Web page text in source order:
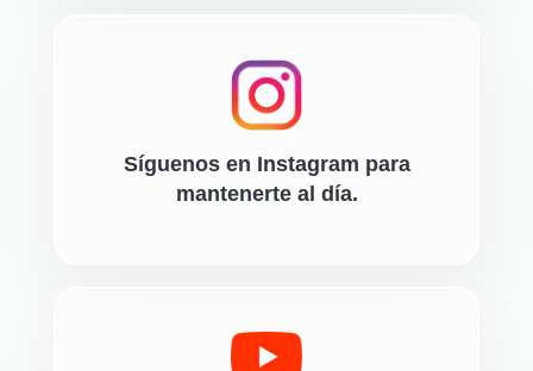
Síguenos en Instagram para
mantenerte al día.